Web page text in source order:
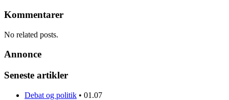
Kommentarer
No related posts.
Annonce
Seneste artikler
Debat og politik • 01.07